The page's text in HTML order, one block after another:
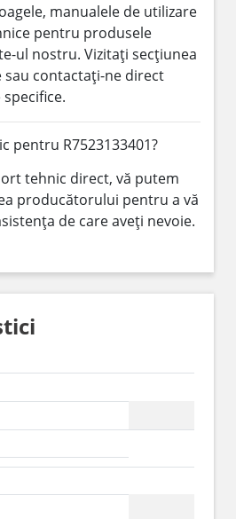
manualele de utilizare
pentru produsele
ul nostru. Vizitați secțiunea
sau contactați-ne direct
pentru R7523133401?
tehnic direct, vă putem
producătorului pentru a vă
de care aveți nevoie.